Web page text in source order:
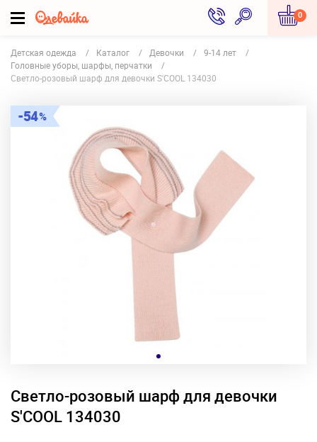
0
Детская одежда Каталог Девочки
9-14 лет
Головные уборы, шарфы, перчатки
Светло-розовый шарф для девочки S'COOL 134030
54
Светло-розовый шарф для девочки
S'COOL 134030